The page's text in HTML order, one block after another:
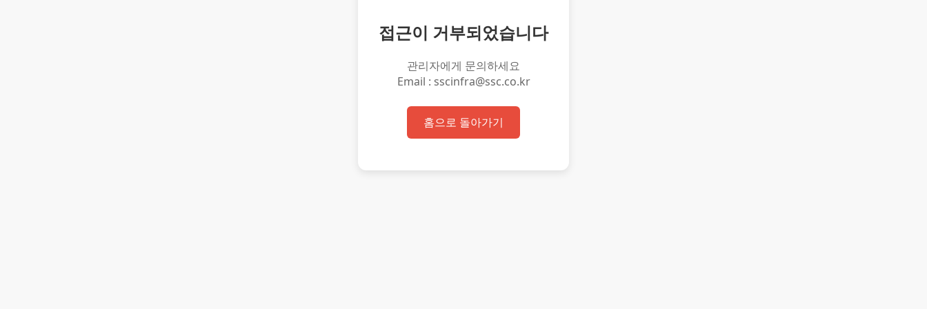
접근이 거부되었습니다
관리자에게 문의하세요
Email : sscinfra@ssc.co.kr
홈으로 돌아가기